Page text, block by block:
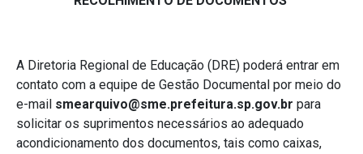
A Diretoria Regional de Educação (DRE) poderá entrar em
contato com a equipe de Gestão Documental por meio do
e-mail smearquivo@sme.prefeitura.sp.gov.br para
solicitar os suprimentos necessários ao adequado
acondicionamento dos documentos, tais como caixas,